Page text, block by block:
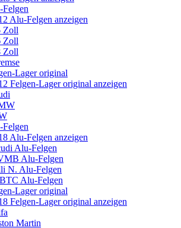
Alu-Felgen anzeigen
Zoll
Zoll
Zoll
Lager original
Felgen-Lager original anzeigen
Alu-Felgen anzeigen
Alu-Felgen
Alu-Felgen
N. Alu-Felgen
Alu-Felgen
Lager original
Felgen-Lager original anzeigen
Martin